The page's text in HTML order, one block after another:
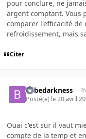
pour conclure, ne
argent comptant. Vous
comparer l'efficacité
refroidissement, mais
Citer
bebedarkness
Posté(e) le 20 avril
Ouai c'est sur il vaut
compte de la temp et